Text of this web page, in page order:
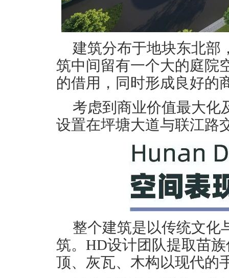
建筑分布于地块东北部
筑中间留有一个大的庭院
的借用，同时形成良好的
考虑到商业价值最大化
设置在坪塘大道与联江路
整个建筑是以传统文化
筑。HD设计团队提取苗
顶、灰瓦、木构以现代的